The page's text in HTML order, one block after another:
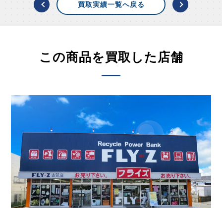
買取実績一覧へ戻る
この商品を買取した店舗